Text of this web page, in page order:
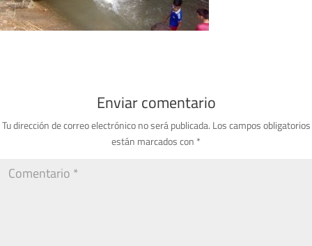
Enviar comentario
Tu dirección de correo electrónico no será publicada. Los campos obligatorios
están marcados con *